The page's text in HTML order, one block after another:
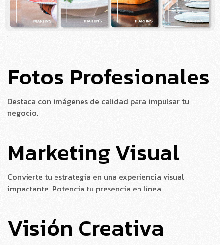
Fotos Profesionales
Destaca con imágenes de calidad para impulsar tu
negocio.
Marketing Visual
Convierte tu estrategia en una experiencia visual
impactante. Potencia tu presencia en línea.
Visión Creativa